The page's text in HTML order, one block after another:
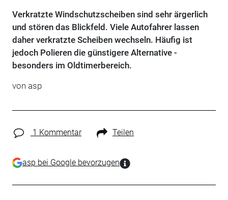
Verkratzte Windschutzscheiben sind sehr ärgerlich
und stören das Blickfeld. Viele Autofahrer lassen
daher verkratzte Scheiben wechseln. Häufig ist
jedoch Polieren die günstigere Alternative -
besonders im Oldtimerbereich.
von asp
1 Kommentar Teilen
asp bei Google bevorzugen